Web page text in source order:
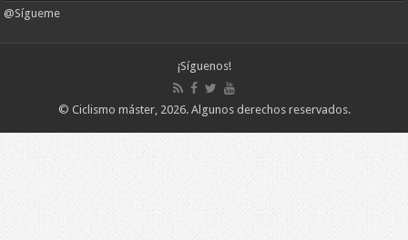
@Sígueme
¡Síguenos!
© Ciclismo máster, 2026. Algunos derechos reservados.